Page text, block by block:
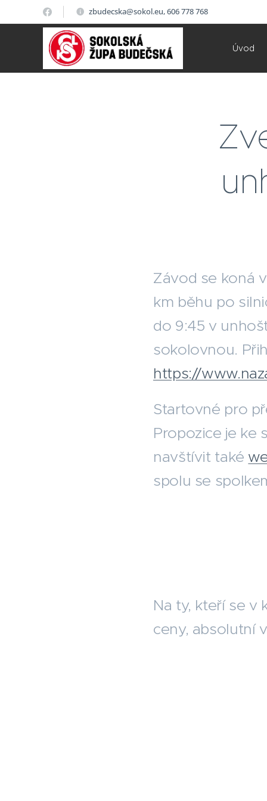
zbudecska@sokol.eu, 606 778 768
Úvod
Závod se koná v
km běhu po
do 9:45 v
sokolovnou.
https://
Startovné pro
Propozice je ke
navštívit také
spolu se
Na ty, kteří se v
ceny, absolutní